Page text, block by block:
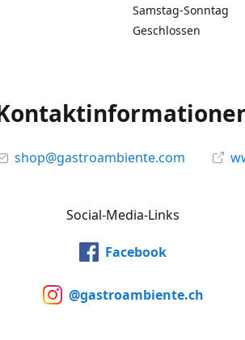
Samstag-Sonntag
Geschlossen
shop@gastroambiente.com
Social-Media-Links
Facebook
@gastroambiente.ch